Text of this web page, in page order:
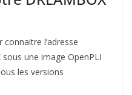
l’adresse
une image OpenPLI
les versions